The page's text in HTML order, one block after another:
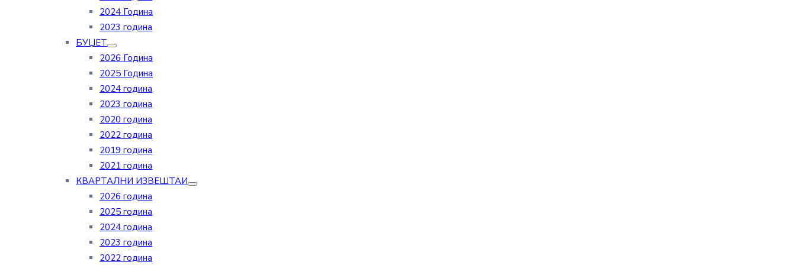
2024 Година
2023 година
БУЏЕТ
2026 Година
2025 Година
2024 година
2023 година
2020 година
2022 година
2019 година
2021 година
КВАРТАЛНИ ИЗВЕШТАИ
2026 година
2025 година
2024 година
2023 година
2022 година